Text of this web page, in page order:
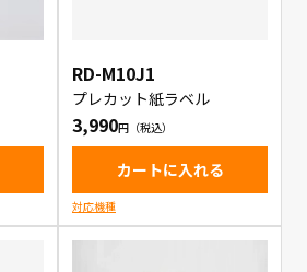
RD-M10J1
プレカット紙ラベル
3,990
カートに入れる
対応機種